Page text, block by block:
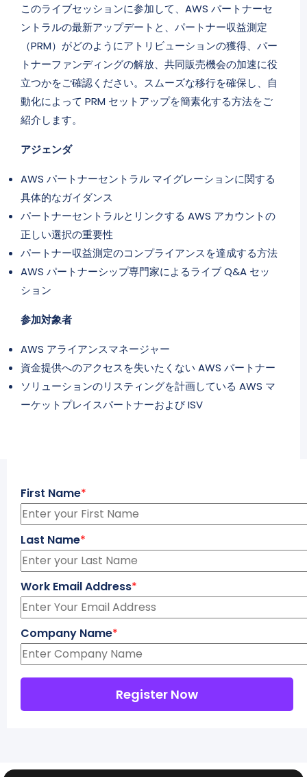
このライブセッションに参加して、AWS パートナーセ
ントラルの最新アップデートと、パートナー収益測定
（PRM）がどのようにアトリビューションの獲得、パー
トナーファンディングの解放、共同販売機会の加速に役
立つかをご確認ください。スムーズな移行を確保し、自
動化によって PRM セットアップを簡素化する方法をご
紹介します。
アジェンダ
AWS パートナーセントラル マイグレーションに関する
具体的なガイダンス
パートナーセントラルとリンクする AWS アカウントの
正しい選択の重要性
パートナー収益測定のコンプライアンスを達成する方法
AWS パートナーシップ専門家によるライブ Q&A セッ
ション
参加対象者
AWS アライアンスマネージャー
資金提供へのアクセスを失いたくない AWS パートナー
ソリューションのリスティングを計画している AWS マ
ーケットプレイスパートナーおよび ISV
First Name*
Last Name*
Work Email Address*
Company Name*